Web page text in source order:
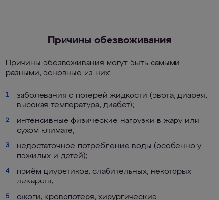
Причины обезвоживания
Причины обезвоживания могут быть самыми
разными, основные из них:
1
заболевания с потерей жидкости (рвота, диарея,
высокая температура, диабет);
2
интенсивные физические нагрузки в жару или
сухом климате;
3
недостаточное потребление воды (особенно у
пожилых и детей);
4
приём диуретиков, слабительных, некоторых
лекарств;
5
ожоги, кровопотеря, хирургические